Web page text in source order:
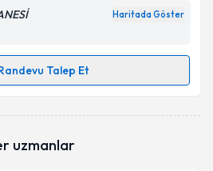
Haritada Göster
Talep Et
Talebi
randevu almanız için bir
uzmanlar